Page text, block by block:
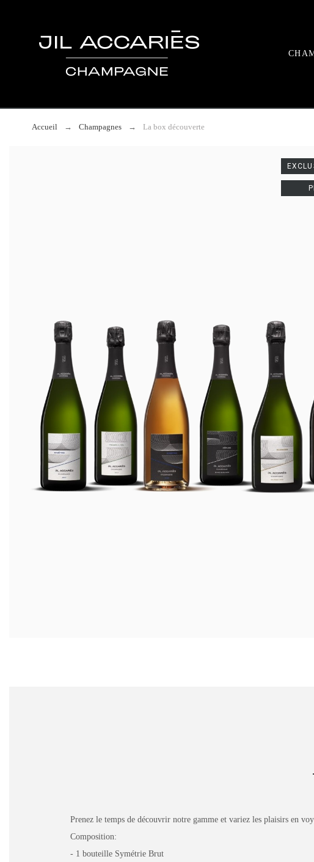
Accueil Champagnes La box découverte
Prenez le temps de découvrir notre gamme et variez les plaisirs en
Composition:
- 1 bouteille Symétrie Brut